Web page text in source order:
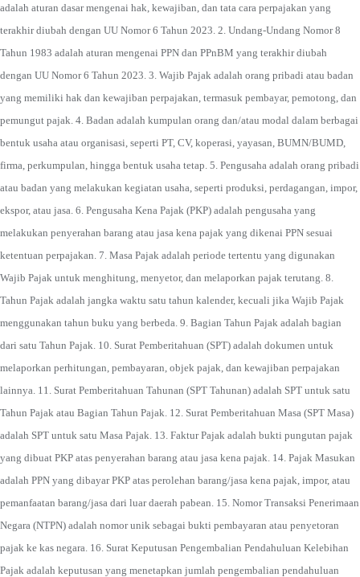
adalah aturan dasar mengenai hak, kewajiban, dan tata cara perpajakan yang
terakhir diubah dengan UU Nomor 6 Tahun 2023. 2. Undang-Undang Nomor 8
Tahun 1983 adalah aturan mengenai PPN dan PPnBM yang terakhir diubah
dengan UU Nomor 6 Tahun 2023. 3. Wajib Pajak adalah orang pribadi atau badan
yang memiliki hak dan kewajiban perpajakan, termasuk pembayar, pemotong, dan
pemungut pajak. 4. Badan adalah kumpulan orang dan/atau modal dalam berbagai
bentuk usaha atau organisasi, seperti PT, CV, koperasi, yayasan, BUMN/BUMD,
firma, perkumpulan, hingga bentuk usaha tetap. 5. Pengusaha adalah orang pribadi
atau badan yang melakukan kegiatan usaha, seperti produksi, perdagangan, impor,
ekspor, atau jasa. 6. Pengusaha Kena Pajak (PKP) adalah pengusaha yang
melakukan penyerahan barang atau jasa kena pajak yang dikenai PPN sesuai
ketentuan perpajakan. 7. Masa Pajak adalah periode tertentu yang digunakan
Wajib Pajak untuk menghitung, menyetor, dan melaporkan pajak terutang. 8.
Tahun Pajak adalah jangka waktu satu tahun kalender, kecuali jika Wajib Pajak
menggunakan tahun buku yang berbeda. 9. Bagian Tahun Pajak adalah bagian
dari satu Tahun Pajak. 10. Surat Pemberitahuan (SPT) adalah dokumen untuk
melaporkan perhitungan, pembayaran, objek pajak, dan kewajiban perpajakan
lainnya. 11. Surat Pemberitahuan Tahunan (SPT Tahunan) adalah SPT untuk satu
Tahun Pajak atau Bagian Tahun Pajak. 12. Surat Pemberitahuan Masa (SPT Masa)
adalah SPT untuk satu Masa Pajak. 13. Faktur Pajak adalah bukti pungutan pajak
yang dibuat PKP atas penyerahan barang atau jasa kena pajak. 14. Pajak Masukan
adalah PPN yang dibayar PKP atas perolehan barang/jasa kena pajak, impor, atau
pemanfaatan barang/jasa dari luar daerah pabean. 15. Nomor Transaksi Penerimaan
Negara (NTPN) adalah nomor unik sebagai bukti pembayaran atau penyetoran
pajak ke kas negara. 16. Surat Keputusan Pengembalian Pendahuluan Kelebihan
Pajak adalah keputusan yang menetapkan jumlah pengembalian pendahuluan